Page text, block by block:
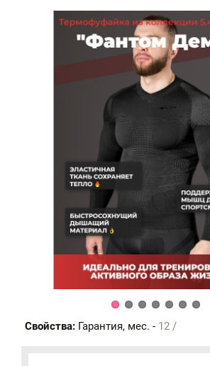
Свойства: Гарантия, мес. - 12 /